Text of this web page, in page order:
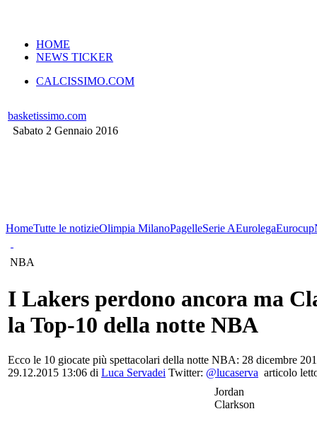
HOME
NEWS TICKER
CALCISSIMO.COM
basketissimo.com
Sabato 2 Gennaio 2016
HomeTutte le notizieOlimpia MilanoPagelleSerie AEurolegaEurocup
NBA
I Lakers perdono ancora ma
la Top-10 della notte NBA
Ecco le 10 giocate più spettacolari della notte NBA: 28 dicembre
29.12.2015 13:06 di Luca Servadei Twitter: @lucaserva articolo
Jordan
Clarkson